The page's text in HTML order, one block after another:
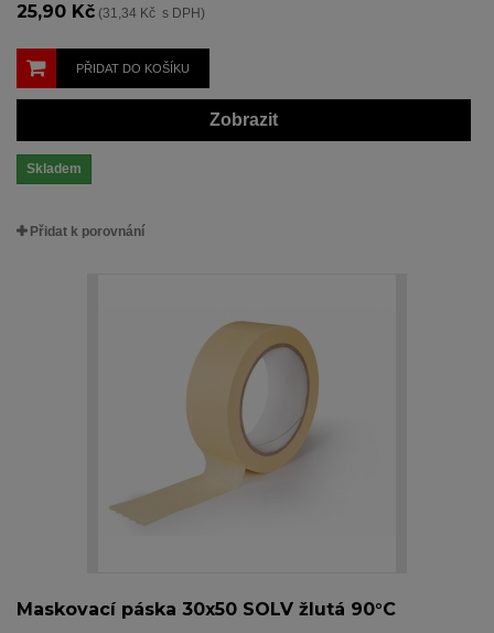
25,90 Kč (31,34 Kč s DPH)
PŘIDAT DO KOŠÍKU
Zobrazit
Skladem
Přidat k porovnání
Maskovací páska 30x50 SOLV žlutá 90°C